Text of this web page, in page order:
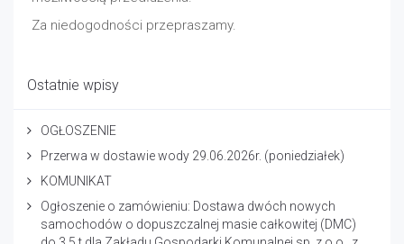
Za niedogodności przepraszamy.
Ostatnie wpisy
OGŁOSZENIE
Przerwa w dostawie wody 29.06.2026r. (poniedziałek)
KOMUNIKAT
Ogłoszenie o zamówieniu: Dostawa dwóch nowych
samochodów o dopuszczalnej masie całkowitej (DMC)